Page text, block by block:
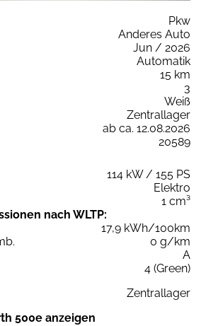
Pkw
Anderes Auto
Jun / 2026
Automatik
15 km
3
Weiß
Zentrallager
ab ca. 12.08.2026
20589
114 kW / 155 PS
Elektro
1 cm³
nach WLTP:
17,9 kWh/100km
0 g/km
A
4 (Green)
Zentrallager
500e anzeigen